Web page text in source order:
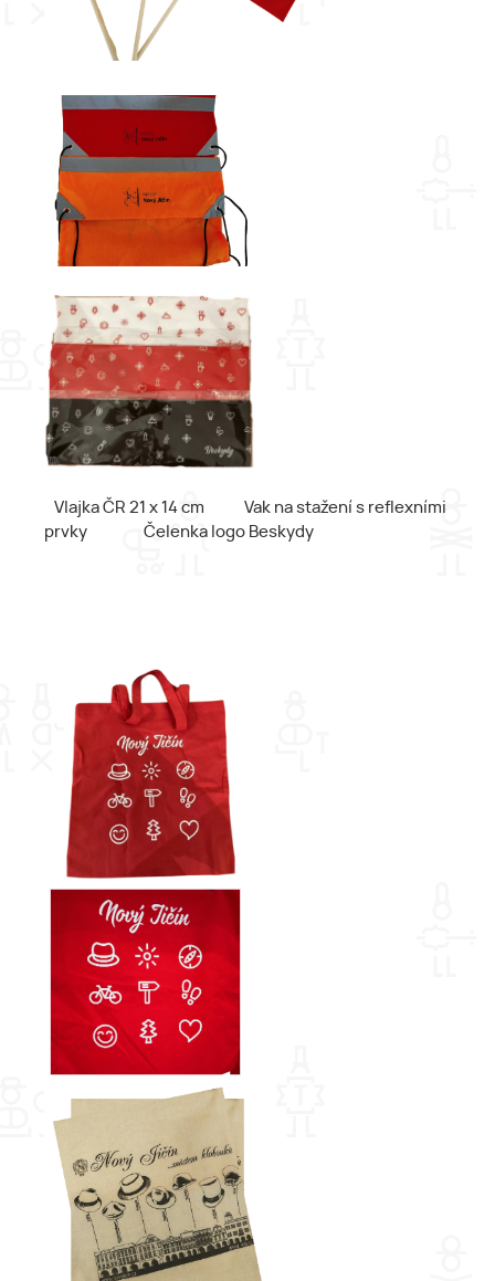
Vlajka ČR 21 x 14 cm Vak na stažení s reflexními
prvky Čelenka logo Beskydy